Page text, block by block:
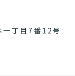
一丁目7番12号